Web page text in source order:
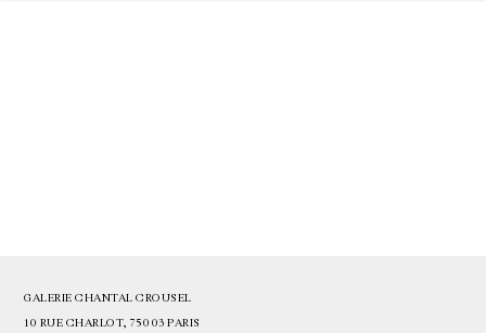
GALERIE CHANTAL CROUSEL
10 RUE CHARLOT, 75003 PARIS